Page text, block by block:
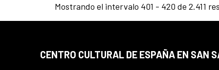
Mostrando el intervalo 401 - 420 de 2.411
CENTRO CULTURAL DE ESPAÑA EN SAN